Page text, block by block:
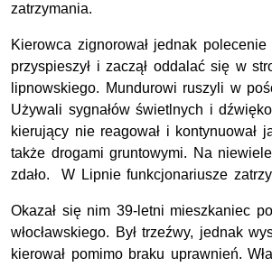
zatrzymania.
Kierowca zignorował jednak polecenie
przyspieszył i zaczął oddalać się w
lipnowskiego. Mundurowi ruszyli w
Używali sygnałów świetlnych i
kierujący nie reagował i kontynuował
także drogami gruntowymi. Na
zdało. W Lipnie funkcjonariusze
Okazał się nim 39-letni mieszkaniec
włocławskiego. Był trzeźwy, jednak
kierował pomimo braku uprawnień.